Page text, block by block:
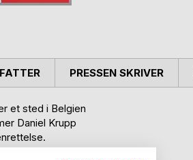
et sted i Belgien
Daniel Krupp
PRESSEN SKRIVER